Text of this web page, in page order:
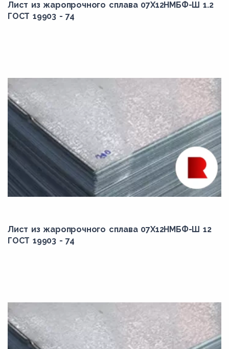
Лист из жаропрочного сплава 07Х12НМБФ-Ш 1.2
ГОСТ 19903 - 74
Лист из жаропрочного сплава 07Х12НМБФ-Ш 12
ГОСТ 19903 - 74